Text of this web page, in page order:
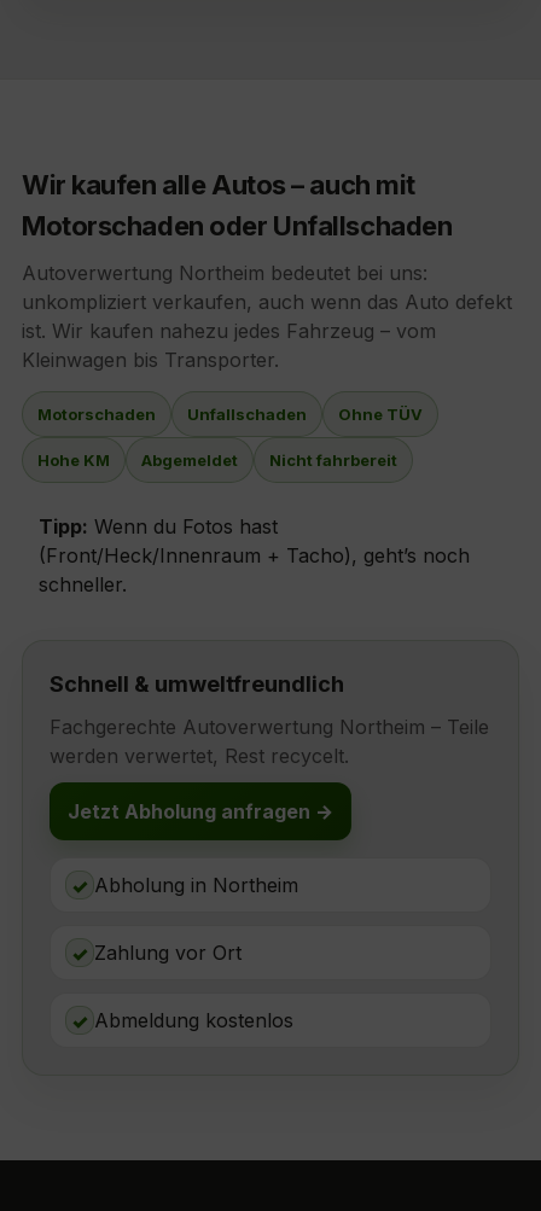
Wir kaufen alle Autos – auch mit
Motorschaden oder Unfallschaden
Autoverwertung Northeim bedeutet bei uns:
unkompliziert verkaufen, auch wenn das Auto defekt
ist. Wir kaufen nahezu jedes Fahrzeug – vom
Kleinwagen bis Transporter.
Motorschaden Unfallschaden Ohne TÜV
Hohe KM Abgemeldet Nicht fahrbereit
Tipp: Wenn du Fotos hast
(Front/Heck/Innenraum + Tacho), geht’s noch
schneller.
Schnell & umweltfreundlich
Fachgerechte Autoverwertung Northeim – Teile
werden verwertet, Rest recycelt.
Jetzt Abholung anfragen →
✓ Abholung in Northeim
✓ Zahlung vor Ort
✓ Abmeldung kostenlos